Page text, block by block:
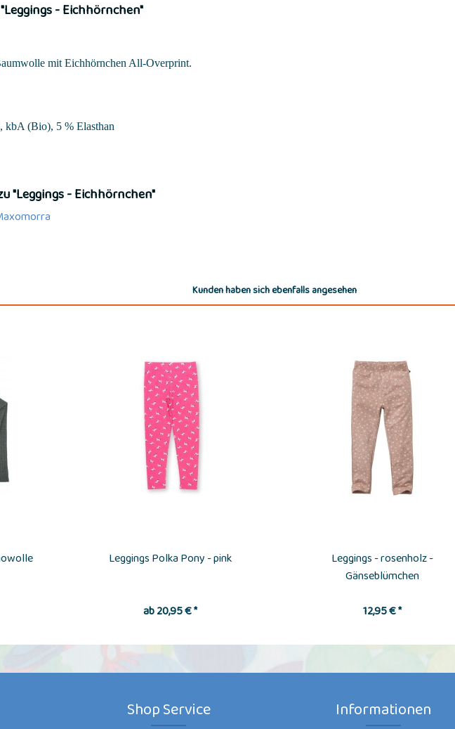
- Eichhörnchen"
mit Eichhörnchen All-Overprint.
kbA (Bio), 5 % Elasthan
"Leggings - Eichhörnchen"
Kunden haben sich ebenfalls angesehen
Leggings Polka Pony - pink
ab 20,95 € *
Leggings - rosenholz -
Gänseblümchen
12,95 € *
Shop Service Informationen